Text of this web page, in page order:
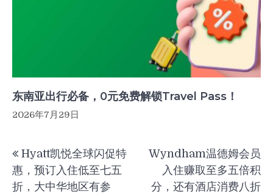
东南亚出行必备，0元免费解锁Travel Pass！
2026年7月29日
章
导
Hyatt凯悦全球闪促特
惠，预订入住低至七五
折，大中华地区有参
Wyndham温德姆会员
入住赚取至多五倍积
分，还有酒店消费八折